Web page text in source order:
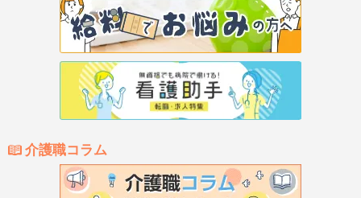
介護職コラム